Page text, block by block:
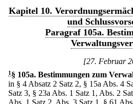
Kapitel 10.
und
Paragraf 105a.
[27. Februar
1 § 105a. Bestimmungen zum
in § 4 Absatz 2 Satz 2, § 15a Abs. 4
Satz 3, § 23a Abs. 1 Satz 1, Abs. 2
Abs. 1 Satz 2, Abs. 3 Satz 1, § 61